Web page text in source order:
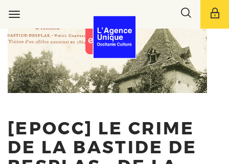
principal
navigation
Toggle
[EPOCC] LE CRIME
DE LA BASTIDE DE